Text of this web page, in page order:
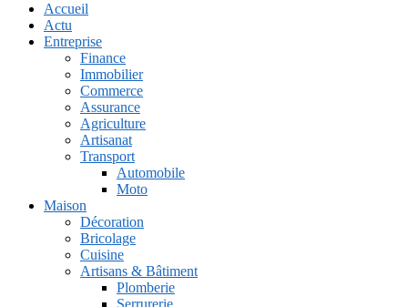
Accueil
Actu
Entreprise
Finance
Immobilier
Commerce
Assurance
Agriculture
Artisanat
Transport
Automobile
Moto
Maison
Décoration
Bricolage
Cuisine
Artisans & Bâtiment
Plomberie